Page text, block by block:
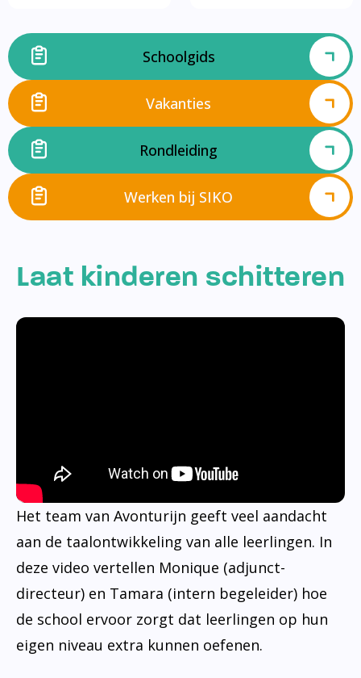
Schoolgids
Vakanties
Rondleiding
Werken bij SIKO
Laat kinderen schitteren
Het team van Avonturijn geeft veel aandacht
aan de taalontwikkeling van alle leerlingen. In
deze video vertellen Monique (adjunct-
directeur) en Tamara (intern begeleider) hoe
de school ervoor zorgt dat leerlingen op hun
eigen niveau extra kunnen oefenen.